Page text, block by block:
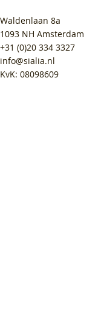
Waldenlaan 8a
1093 NH Amsterdam
+31 (0)20 334 3327
info@sialia.nl
KvK: 08098609